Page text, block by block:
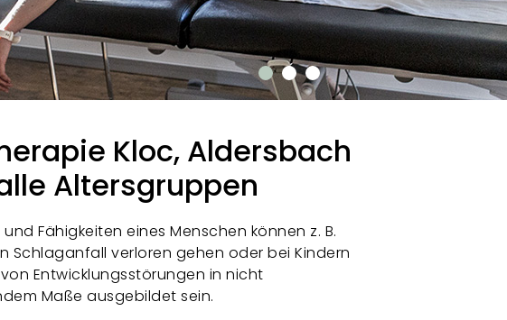
Kloc, Aldersbach
Altersgruppen
Fähigkeiten eines Menschen können z. B.
Schlaganfall verloren gehen oder bei Kindern
Entwicklungsstörungen in nicht
Maße ausgebildet sein.